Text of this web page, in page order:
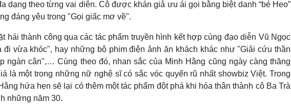
dạng theo từng vai diễn. Cô được khán giả ưu ái gọi bằng biệt danh “bé Heo”
đáng yêu trong "Gọi giấc mơ về".
hái thành công qua các tác phẩm truyền hình kết hợp cùng đạo diễn Vũ Ngọc
vừa khóc", hay những bộ phim điện ảnh ăn khách khác như "Giải cứu thần
ngàn cân",… Cùng theo đó, nhan sắc của Minh Hằng cũng ngày càng thăng
là một trong những nữ nghệ sĩ có sắc vóc quyến rũ nhất showbiz Việt. Trong
hứa hẹn sẽ lại có thêm một tác phẩm đột phá khi hóa thân thành cô Ba Trà
những năm 30.